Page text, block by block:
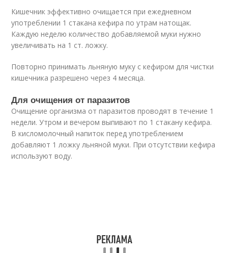
Кишечник эффективно очищается при ежедневном
употреблении 1 стакана кефира по утрам натощак.
Каждую неделю количество добавляемой муки нужно
увеличивать на 1 ст. ложку.
Повторно принимать льняную муку с кефиром для чистки
кишечника разрешено через 4 месяца.
Для очищения от паразитов
Очищение организма от паразитов проводят в течение 1
недели. Утром и вечером выпивают по 1 стакану кефира.
В кисломолочный напиток перед употреблением
добавляют 1 ложку льняной муки. При отсутствии кефира
используют воду.